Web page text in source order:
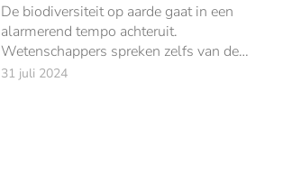
De biodiversiteit op aarde gaat in een
alarmerend tempo achteruit.
Wetenschappers spreken zelfs van de
zesde massale uitstervingsgolf, die
31 juli 2024